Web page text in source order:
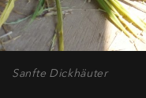
Sanfte Dickhäuter